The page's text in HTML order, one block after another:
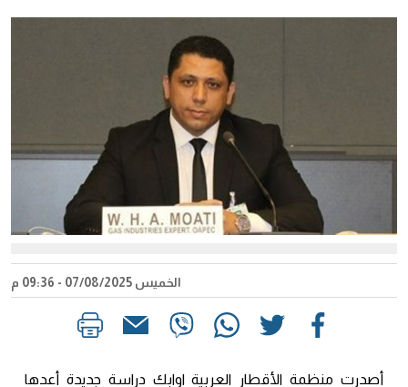
الخميس 07/08/2025 - 09:36 م
أصدرت منظمة الأقطار العربية اوابك دراسة جديدة أعدها